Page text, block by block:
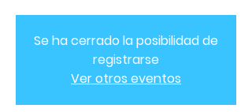
Se ha cerrado la posibilidad de
registrarse
Ver otros eventos